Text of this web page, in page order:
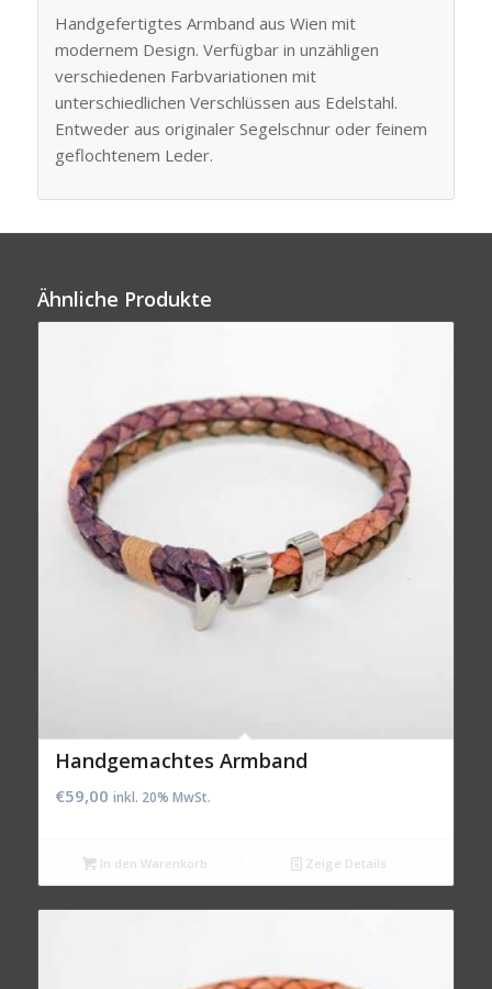
Handgefertigtes Armband aus Wien mit
modernem Design. Verfügbar in unzähligen
verschiedenen Farbvariationen mit
unterschiedlichen Verschlüssen aus Edelstahl.
Entweder aus originaler Segelschnur oder feinem
geflochtenem Leder.
Ähnliche Produkte
Handgemachtes Armband
€59,00 inkl. 20% MwSt.
In den Warenkorb Zeige Details